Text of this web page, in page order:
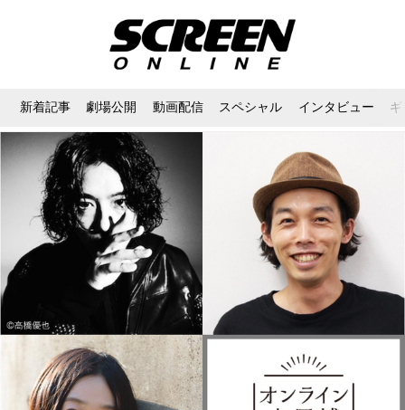
新着記事 劇場公開 動画配信 スペシャル インタビュー